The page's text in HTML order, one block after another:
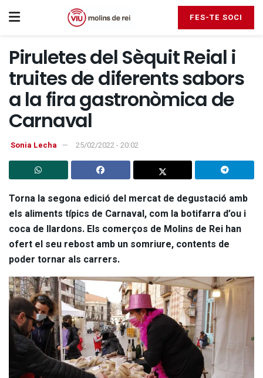
FES-TE SOCI
Piruletes del Sèquit Reial i
truites de diferents sabors
a la fira gastronòmica de
Carnaval
Sonia Lecha 25/02/2022 - 20:02
Torna la segona edició del mercat de degustació amb
els aliments típics de Carnaval, com la botifarra d’ou i
coca de llardons. Els comerços de Molins de Rei han
ofert el seu rebost amb un somriure, contents de
poder tornar als carrers.